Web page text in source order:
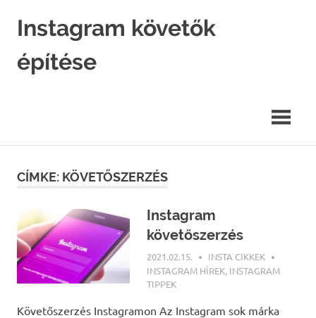
Instagram követők
építése
CÍMKE: KÖVETŐSZERZÉS
Instagram
követőszerzés
2021.02.15.
INSTA CIKKEK
INSTAGRAM HÍREK, INSTAGRAM
TIPPEK
Követőszerzés Instagramon Az Instagram sok márka